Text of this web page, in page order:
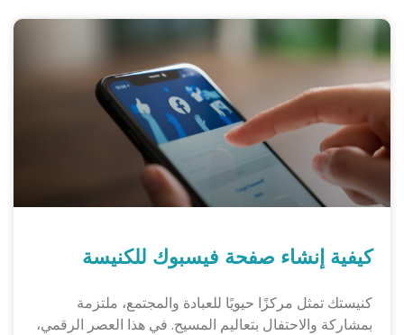
كيفية إنشاء صفحة فيسبوك للكنيسة
كنيستك تمثل مركزًا حيويًا للعبادة والمجتمع، ملتزمة
بمشاركة والاحتفال بتعاليم المسيح. في هذا العصر الرقمي،